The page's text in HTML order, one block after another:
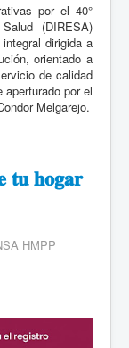
por el 40°
(DIRESA)
dirigida a
orientado a
de calidad
por el
Melgarejo.
𝐭𝐮 𝐡𝐨𝐠𝐚𝐫
HMPP